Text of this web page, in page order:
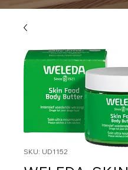
SKU: UD1152